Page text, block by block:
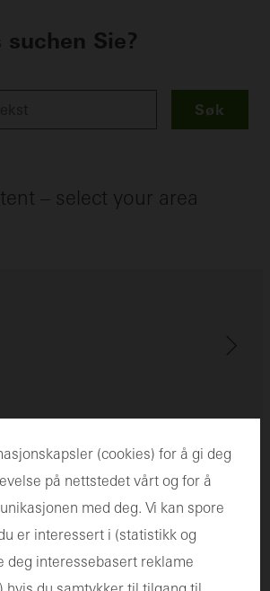
suchen Sie?
Søk
– select your area
(cookies) for å gi deg
på nettstedet vårt og for å
med deg. Vi kan spore
er interessert i (statistikk og
deg interessebasert reklame